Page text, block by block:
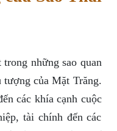
những sao quan
của Mặt Trăng.
các khía cạnh cuộc
tài chính đến các